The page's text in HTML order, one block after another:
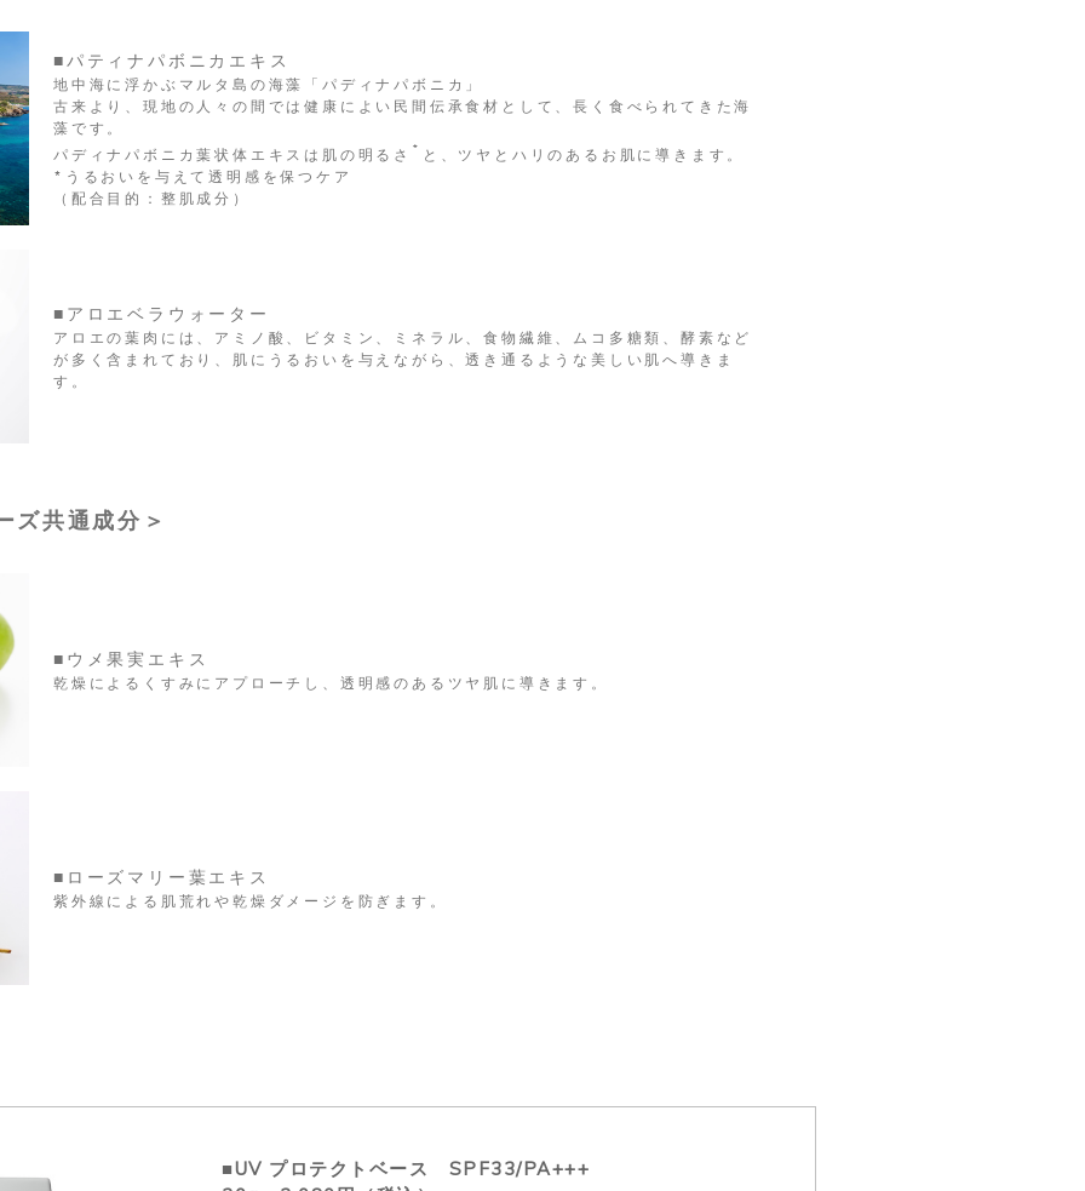
■パティナパボニカエキス
地中海に浮かぶマルタ島の海藻「パディナパボニカ」
古来より、現地の人々の間では健康によい民間伝承食材として、長く食べられてきた海
藻です。
パディナパボニカ葉状体エキスは肌の明るさ * と、ツヤとハリのあるお肌に導きます。
*うるおいを与えて透明感を保つケア
（配合目的：整肌成分）
■アロエベラウォーター
アロエの葉肉には、アミノ酸、ビタミン、ミネラル、食物繊維、ムコ多糖類、酵素など
が多く含まれており、肌にうるおいを与えながら、透き通るような美しい肌へ導きま
す。
共通成分＞
■ウメ果実エキス
乾燥によるくすみにアプローチし、透明感のあるツヤ肌に導きます。
■ローズマリー葉エキス
紫外線による肌荒れや乾燥ダメージを防ぎます。
■UV プロテクトベース SPF33/PA+++